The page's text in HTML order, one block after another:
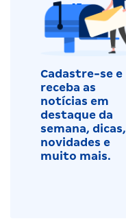
Cadastre-se e
receba as
notícias em
destaque da
semana, dicas,
novidades e
muito mais.